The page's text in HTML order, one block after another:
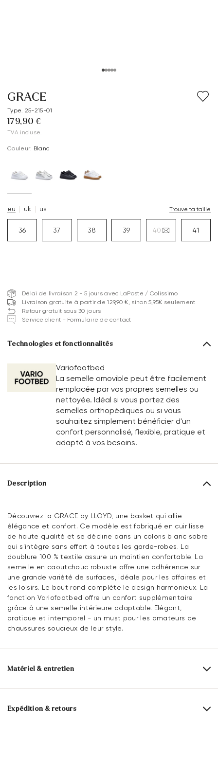
GRACE
Type. 25-215-01
179,90 €
TVA incluse.
Couleur: Blanc
eu uk us Trouve ta taille
36 37 38 39 40 41
Délai de livraison 2 - 5 jours avec LaPoste / Colissimo
Livraison gratuite à partir de 129,90 €, sinon 5,95€ seulement
Retour gratuit sous 30 jours
Service client - Formulaire de contact
Technologies et fonctionnalités
Variofootbed
La semelle amovible peut être facilement
remplacée par vos propres semelles ou
nettoyée. Idéal si vous portez des
semelles orthopédiques ou si vous
souhaitez simplement bénéficier d'un
confort personnalisé, flexible, pratique et
adapté à vos besoins.
Description
Découvrez la GRACE by LLOYD, une basket qui allie
élégance et confort. Ce modèle est fabriqué en cuir lisse
de haute qualité et se décline dans un coloris blanc sobre
qui s'intègre sans effort à toutes les garde-robes. La
doublure 100 % textile assure un maintien confortable. La
semelle en caoutchouc robuste offre une adhérence sur
une grande variété de surfaces, idéale pour les affaires et
les loisirs. Le bout rond complète le design harmonieux. La
fonction Variofootbed offre un confort supplémentaire
grâce à une semelle intérieure adaptable. Elégant,
pratique et intemporel - un must pour les amateurs de
chaussures soucieux de leur style.
Matériel & entretien
Taille de production:
Les grands noms de
Expédition & retours